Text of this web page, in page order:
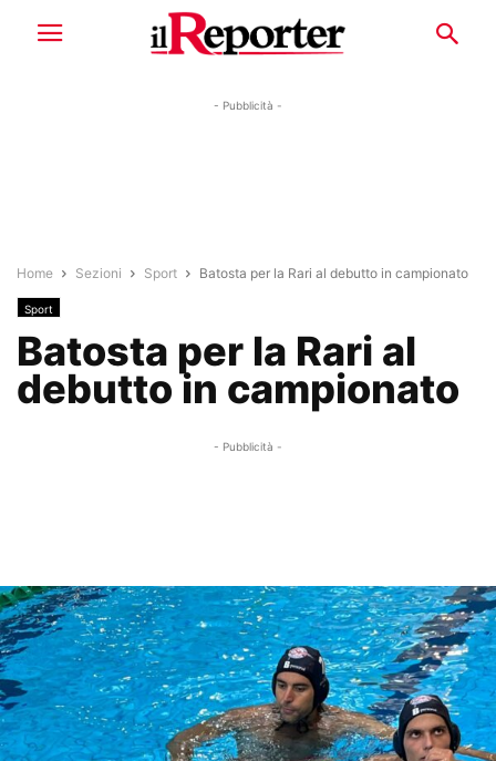
- Pubblicità -
Home Sezioni Sport Batosta per la Rari al debutto in campionato
Sport
Batosta per la Rari al
debutto in campionato
- Pubblicità -